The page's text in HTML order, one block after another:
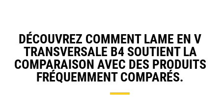
DÉCOUVREZ COMMENT LAME EN V
TRANSVERSALE B4 SOUTIENT LA
COMPARAISON AVEC DES PRODUITS
FRÉQUEMMENT COMPARÉS.